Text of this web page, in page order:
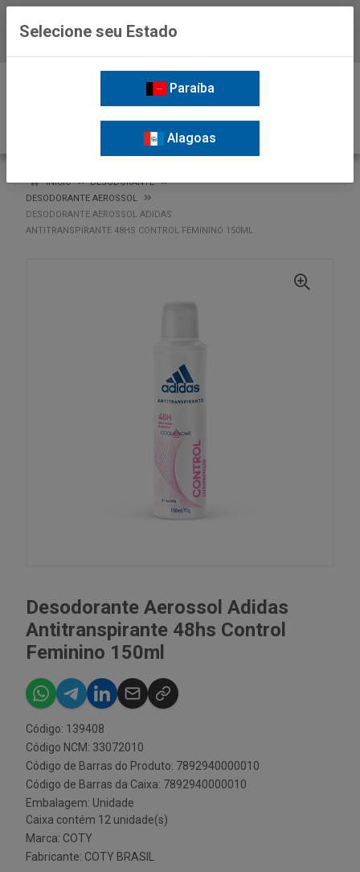
INÍCIO
DESODORANTE
DESODORANTE AEROSSOL
DESODORANTE AEROSSOL ADIDAS
ANTITRANSPIRANTE 48HS CONTROL FEMININO 150ML
Desodorante Aerossol Adidas
Antitranspirante 48hs Control
Feminino 150ml
Código: 139408
Código NCM: 33072010
Código de Barras do Produto: 7892940000010
Código de Barras da Caixa: 7892940000010
Embalagem: Unidade
Caixa contém 12 unidade(s)
Marca: COTY
Fabricante: COTY BRASIL
Selecione seu Estado
Paraíba
Alagoas